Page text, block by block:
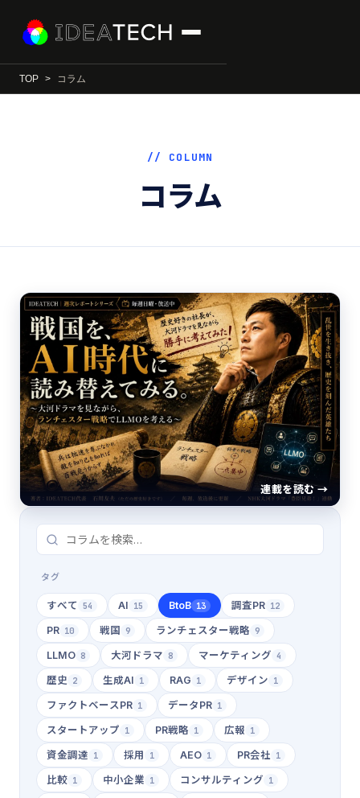
TOP コラム
// COLUMN
コラム
連載を読む →
タグ
すべて 54 AI 15 BtoB 13 調査PR 12
PR 10 戦国 9 ランチェスター戦略 9
LLMO 8 大河ドラマ 8 マーケティング 4
歴史 2 生成AI 1 RAG 1 デザイン 1
ファクトベースPR 1 データPR 1
スタートアップ 1 PR戦略 1 広報 1
資金調達 1 採用 1 AEO 1 PR会社 1
比較 1 中小企業 1 コンサルティング 1